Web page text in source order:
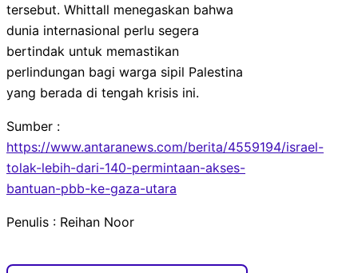
tersebut. Whittall menegaskan bahwa
dunia internasional perlu segera
bertindak untuk memastikan
perlindungan bagi warga sipil Palestina
yang berada di tengah krisis ini.
Sumber :
https://www.antaranews.com/berita/4559194/israel-
tolak-lebih-dari-140-permintaan-akses-
bantuan-pbb-ke-gaza-utara
Penulis : Reihan Noor